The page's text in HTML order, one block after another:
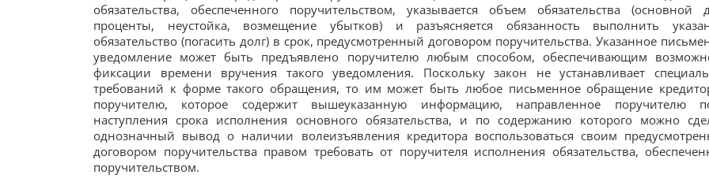
обязательства, обеспеченного поручительством, указывается объем обязательства (основной
проценты, неустойка, возмещение убытков) и разъясняется обязанность выполнить
обязательство (погасить долг) в срок, предусмотренный договором поручительства. Указанное
уведомление может быть предъявлено поручителю любым способом, обеспечивающим
фиксации времени вручения такого уведомления. Поскольку закон не устанавливает
требований к форме такого обращения, то им может быть любое письменное обращение
поручителю, которое содержит вышеуказанную информацию, направленное поручителю
наступления срока исполнения основного обязательства, и по содержанию которого можно
однозначный вывод о наличии волеизъявления кредитора воспользоваться своим
договором поручительства правом требовать от поручителя исполнения обязательства,
поручительством.